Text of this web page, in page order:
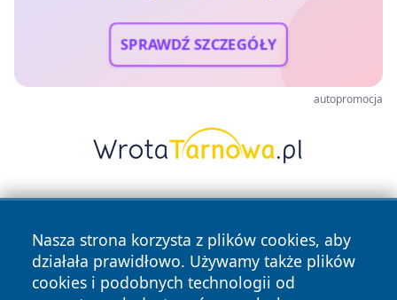
SPRAWDŹ SZCZEGÓŁY
autopromocja
Nasza strona korzysta z plików cookies, aby
działała prawidłowo. Używamy także plików
cookies i podobnych technologii od